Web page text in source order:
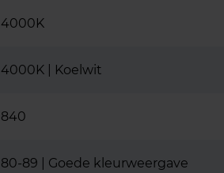
4000K
4000K | Koelwit
840
80-89 | Goede kleurweergave